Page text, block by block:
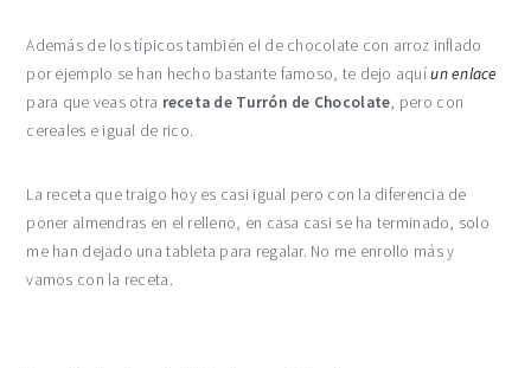
Además de los típicos también el de chocolate con arroz inflado
por ejemplo se han hecho bastante famoso, te dejo aquíun enlace
para que veas otra receta de Turrón de Chocolate, pero con
cereales e igual de rico.
La receta que traigo hoy es casi igual pero con la diferencia de
poner almendras en el relleno, en casa casi se ha terminado, solo
me han dejado una tableta para regalar. No me enrollo más y
vamos con la receta.